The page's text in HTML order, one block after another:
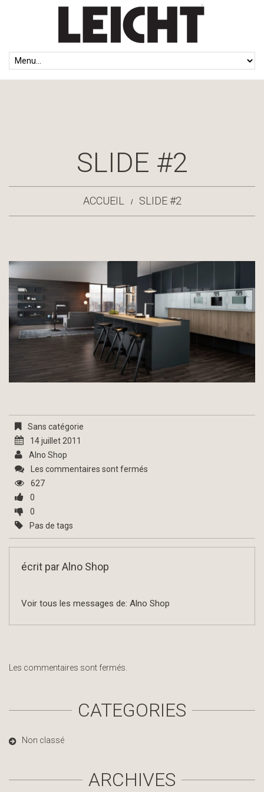
SLIDE #2
ACCUEIL SLIDE #2
Sans catégorie
14 juillet 2011
Alno Shop
Les commentaires sont fermés
627
0
0
Pas de tags
écrit parAlno Shop
Voir tous les messages de: Alno Shop
Les commentaires sont fermés.
CATEGORIES
Non classé
ARCHIVES